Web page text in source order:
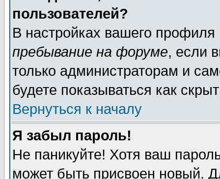
пользователей?
В настройках вашего
пребывание на форуме, если
только администраторам и
будете показываться как
Вернуться к началу
Я забыл пароль!
Не паникуйте! Хотя ваш
может быть присвоен новый.